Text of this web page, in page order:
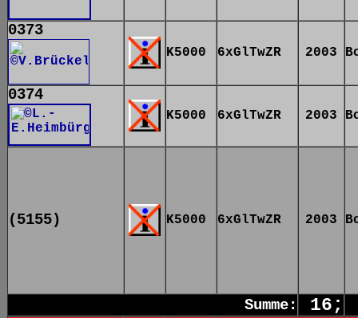
0373
K5000 6xGlTwZR 2003
0374
K5000 6xGlTwZR 2003
(5155) K5000 6xGlTwZR 2003
Summe:
16;